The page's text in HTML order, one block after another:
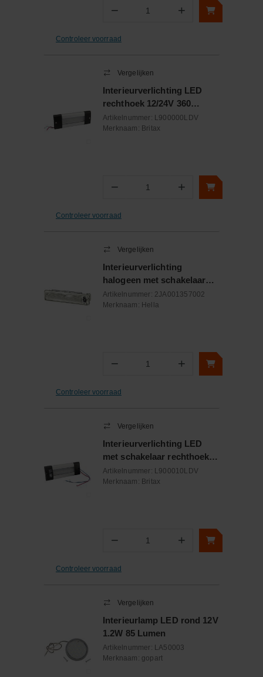
− Aantal +
Controleer voorraad
Vergelijken
Interieurverlichting LED
rechthoek 12/24V 360
Lumen
Artikelnummer: L900000LDV
Merknaam: Britax
− Aantal +
Controleer voorraad
Vergelijken
Interieurverlichting
halogeen met schakelaar
rechthoek 12/24V
Artikelnummer: 2JA001357002
Merknaam: Hella
− Aantal +
Controleer voorraad
Vergelijken
Interieurverlichting LED
met schakelaar rechthoek
12/24V 360 Lumen
Artikelnummer: L900010LDV
Merknaam: Britax
− Aantal +
Controleer voorraad
Vergelijken
Interieurlamp LED rond 12V
1.2W 85 Lumen
Artikelnummer: LA50003
Merknaam: gopart